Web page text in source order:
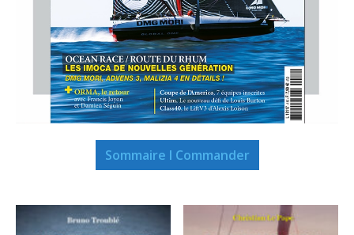
Sommaire I Commander